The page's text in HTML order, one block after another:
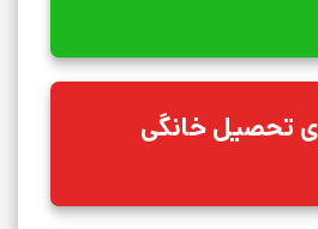
تحصیل خانگی